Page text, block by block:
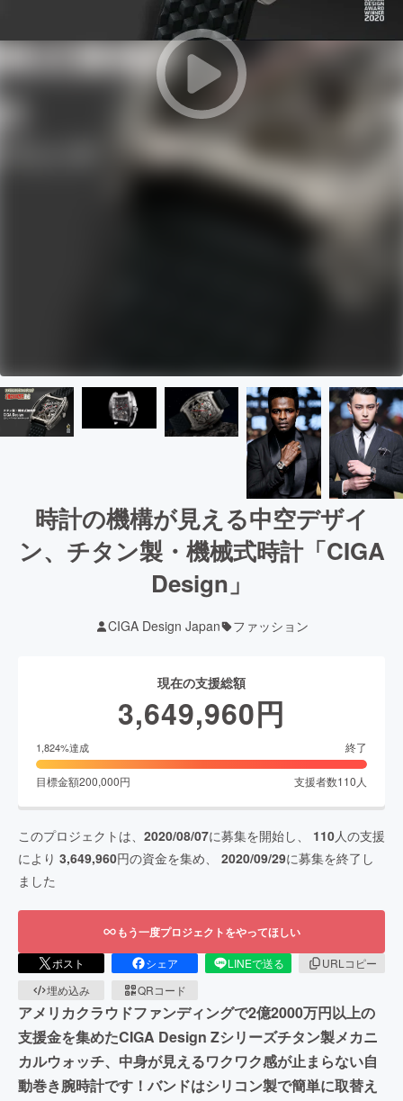
時計の機構が見える中空デザイ
ン、チタン製・機械式時計「CIGA
Design」
CIGA Design Japan ファッション
現在の支援総額
3,649,960円
1,824%達成 終了
目標金額200,000円 支援者数110 人
このプロジェクトは、 2020/08/07に募集を開始し、 110人の支援
により 3,649,960円の資金を集め、 2020/09/29に募集を終了し
ました
もう一度プロジェクトをやってほしい
ポスト シェア LINEで送る
URLコピー
埋め込み
QRコード
アメリカクラウドファンディングで2億2000万円以上の
支援金を集めたCIGA Design Zシリーズチタン製メカニ
カルウォッチ、中身が見えるワクワク感が止まらない自
動巻き腕時計です！バンドはシリコン製で簡単に取替え